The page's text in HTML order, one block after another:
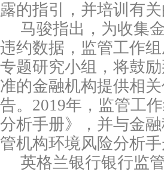
露的指引，并培训有关
马骏指出，为收集
违约数据，监管工作
专题研究小组，将鼓
准的金融机构提供相
告。 2019年，监管工
分析手册》，并与金
管机构环境风险分析手
英格兰银行银行监